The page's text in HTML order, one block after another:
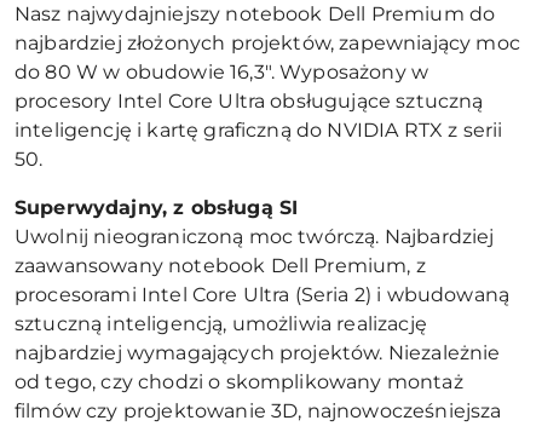
Nasz najwydajniejszy notebook Dell Premium do
najbardziej złożonych projektów, zapewniający moc
do 80 W w obudowie 16,3". Wyposażony w
procesory Intel Core Ultra obsługujące sztuczną
inteligencję i kartę graficzną do NVIDIA RTX z serii
50.
Superwydajny, z obsługą SI
Uwolnij nieograniczoną moc twórczą. Najbardziej
zaawansowany notebook Dell Premium, z
procesorami Intel Core Ultra (Seria 2) i wbudowaną
sztuczną inteligencją, umożliwia realizację
najbardziej wymagających projektów. Niezależnie
od tego, czy chodzi o skomplikowany montaż
filmów czy projektowanie 3D, najnowocześniejsza